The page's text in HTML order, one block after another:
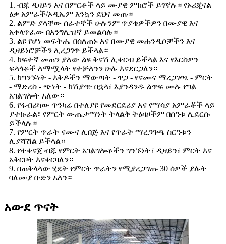
1. ብጁ ዲዛይን እና በምርቶች ላይ ሙያዊ ምክሮች ይገኛሉ። የኦሪጂናል
ዕቃ አምራች/ኦዲኤም እንኳን ደህና መጡ።
2. ልምድ ያላቸው ሰራተኞች ሁሉንም ጥያቄዎችዎን በሙያዊ እና
አቀላጥፈው በእንግሊዝኛ ይመልሳሉ።
3. ልዩ የሆነ መፍትሔ በሰለጠኑ እና በሙያዊ መሐንዲሶቻችን እና
ዲዛይነሮቻችን ሊረጋገጥ ይችላል።
4. ከፍተኛ መጠን ያለው ልዩ ቅናሽ ሊቀርብ ይችላል እና የእርስዎን
ፍላጎቶች ለማሟላት የተቻለንን ሁሉ እናደርጋለን።
5. ከግንኙነት - እቅዶችን ማውጣት - ዋጋ - የናሙና ማረጋገጫ - ምርት
- ማድረስ - ጭነት - ከሽያጭ በኋላ፣ እያንዳንዱ ልጥፍ ሙሉ የግል
አገልግሎት አለው።
6. የፋብሪካው ጥንካሬ በተለያዩ የመደርደሪያ እና የማሳያ አምራቾች ላይ
ያተኩራል፣ የምርት ውጤታማነት ትላልቅ ትዕዛዞችም በሰዓቱ ሊደርሱ
ይችላሉ።
7. የምርት ጥራት ናሙና ሊበጅ እና የጥራት ማረጋገጫ ስርዓቱን
ሊያሻሽል ይችላል።
8. የተቀናጀ ብጁ የምርት አገልግሎቶችን ግንኙነት፣ ዲዛይን፣ ምርት እና
አቅርቦት እናቀርባለን።
9. በጠቅላላው ሂደት የምርት ጥራትን የሚያረጋግጡ 30 ሰዎች ያሉት
ባለሙያ ቡድን አለን።
አውደ ጥናት